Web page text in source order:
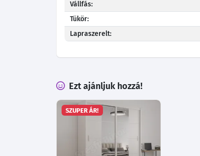
Vállfás:
Tükör:
Lapraszerelt:
Ezt ajánljuk hozzá!
SZUPER ÁR!